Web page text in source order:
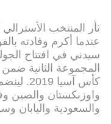
ثأر المنتخب
سيدني في افتتاح
كأس
واوزبكستان والصين
والسعودية واليابان